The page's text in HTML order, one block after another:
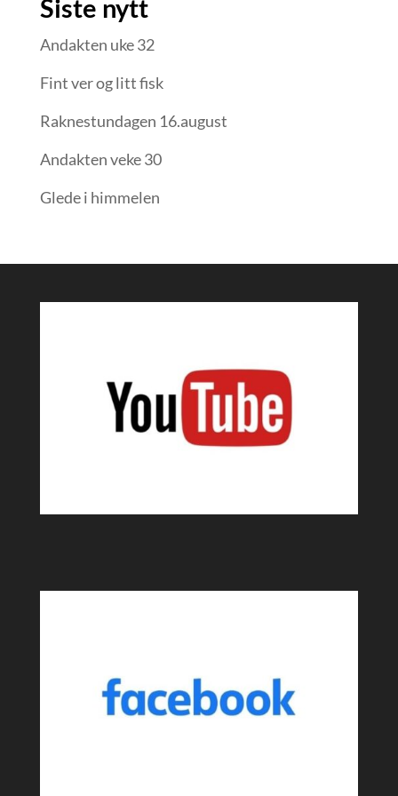
Siste nytt
Andakten uke 32
Fint ver og litt fisk
Raknestundagen 16.august
Andakten veke 30
Glede i himmelen